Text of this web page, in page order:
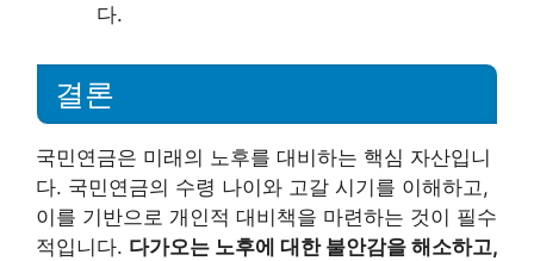
다.
결론
국민연금은 미래의 노후를 대비하는 핵심 자산입니
다. 국민연금의 수령 나이와 고갈 시기를 이해하고,
이를 기반으로 개인적 대비책을 마련하는 것이 필수
적입니다. 다가오는 노후에 대한 불안감을 해소하고,